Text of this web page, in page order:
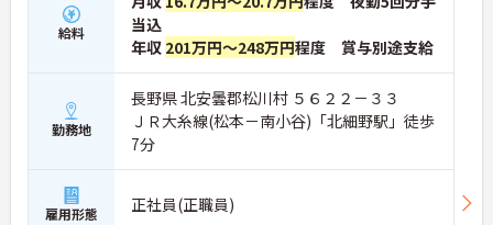
給料
当込
年収 201万円～248万円程度 賞与別途支給
勤務地
長野県 北安曇郡松川村 ５６２２－３３
ＪＲ大糸線(松本－南小谷)「北細野駅」徒歩
7分
雇用形態 正社員(正職員)